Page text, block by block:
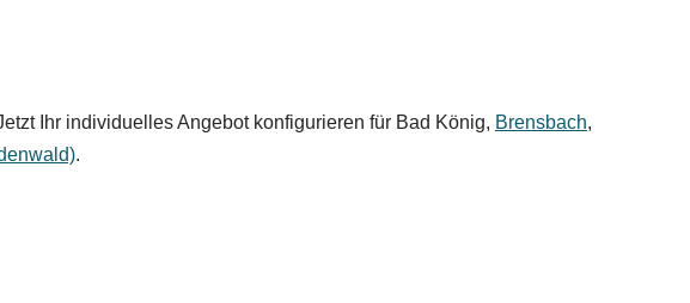
Ihr individuelles Angebot konfigurieren für Bad König, Brensbach,
.